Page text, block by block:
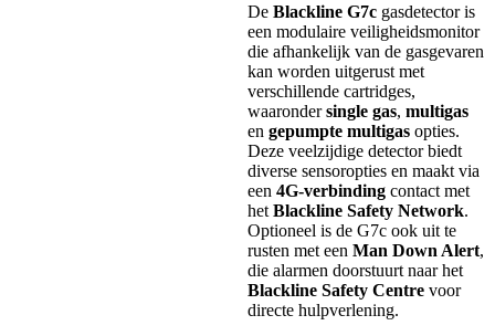
De Blackline G7c gasdetector is
een modulaire veiligheidsmonitor
die afhankelijk van de gasgevaren
kan worden uitgerust met
verschillende cartridges,
waarondersingle gas, multigas
en gepumpte multigas opties.
Deze veelzijdige detector biedt
diverse sensoropties en maakt via
een 4G-verbinding contact met
het Blackline Safety Network.
Optioneel is de G7c ook uit te
rusten met een Man Down Alert,
die alarmen doorstuurt naar het
Blackline Safety Centre voor
directe hulpverlening.